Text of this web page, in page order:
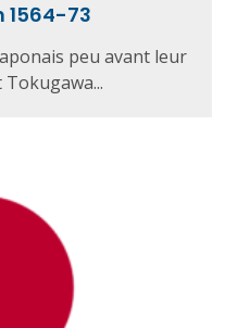
1564-73
peu avant leur